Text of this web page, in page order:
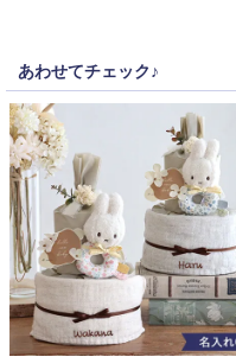
あわせてチェック♪